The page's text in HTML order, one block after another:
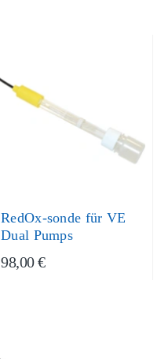
RedOx-sonde für VE
Dual Pumps
98,00 €